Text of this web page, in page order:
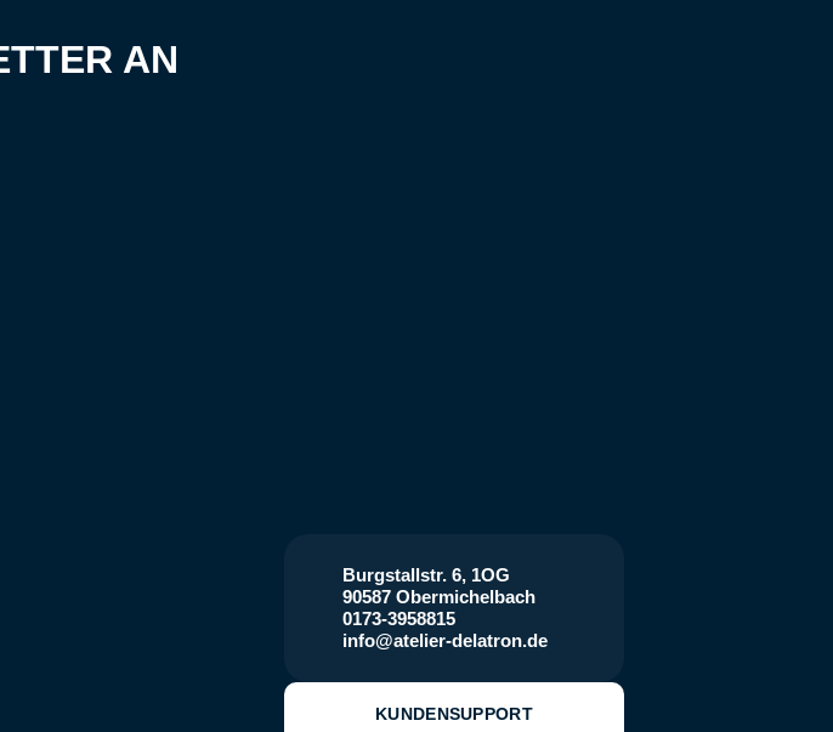
AN
Burgstallstr. 6, 1OG
90587 Obermichelbach
0173-3958815
info@atelier-delatron.de
KUNDENSUPPORT